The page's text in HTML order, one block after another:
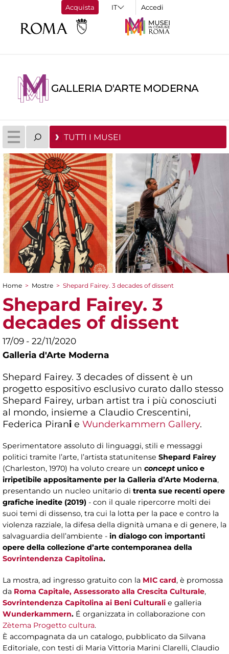
Acquista Accedi
GALLERIA D'ARTE MODERNA
TUTTI I MUSEI
Tu sei qui
Home > Mostre > Shepard Fairey. 3 decades of dissent
Shepard Fairey. 3
decades of dissent
17/09 - 22/11/2020
Galleria d'Arte Moderna
Shepard Fairey. 3 decades of dissent è un
progetto espositivo esclusivo curato dallo stesso
Shepard Fairey, urban artist tra i più conosciuti
al mondo, insieme a Claudio Crescentini,
Federica Pirani e Wunderkammern Gallery.
Sperimentatore assoluto di linguaggi, stili e messaggi
politici tramite l’arte, l’artista statunitense Shepard Fairey
(Charleston, 1970) ha voluto creare un concept unico e
irripetibile appositamente per la Galleria d’Arte Moderna,
presentando un nucleo unitario di trenta sue recenti opere
grafiche inedite (2019) - con il quale ripercorre molti dei
suoi temi di dissenso, tra cui la lotta per la pace e contro la
violenza razziale, la difesa della dignità umana e di genere, la
salvaguardia dell’ambiente - in dialogo con importanti
opere della collezione d’arte contemporanea della
Sovrintendenza Capitolina.
La mostra, ad ingresso gratuito con la MIC card, è promossa
da Roma Capitale, Assessorato alla Crescita Culturale,
Sovrintendenza Capitolina ai Beni Culturali e galleria
Wunderkammern. É organizzata in collaborazione con
Zètema Progetto cultura.
È accompagnata da un catalogo, pubblicato da Silvana
Editoriale, con testi di Maria Vittoria Marini Clarelli, Claudio